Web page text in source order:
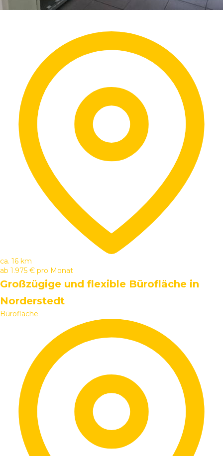
ca. 16 km
ab 1.975 € pro Monat
Großzügige und flexible Bürofläche in
Norderstedt
Bürofläche